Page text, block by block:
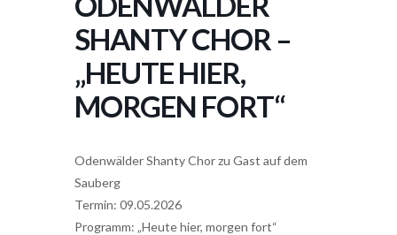
SHANTY CHOR –
„HEUTE HIER,
MORGEN FORT“
Odenwälder Shanty Chor zu Gast auf dem
Sauberg
Termin: 09.05.2026
Programm: „Heute hier, morgen fort“